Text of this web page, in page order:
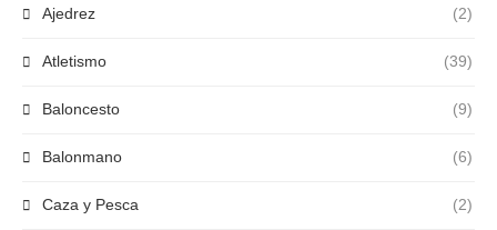
Ajedrez (2)
Atletismo (39)
Baloncesto (9)
Balonmano (6)
Caza y Pesca (2)